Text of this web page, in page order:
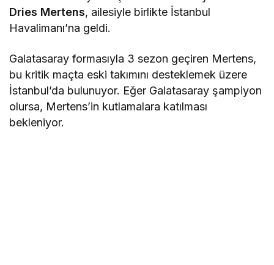
Dries Mertens, ailesiyle birlikte İstanbul
Havalimanı’na geldi.
Galatasaray formasıyla 3 sezon geçiren Mertens,
bu kritik maçta eski takımını desteklemek üzere
İstanbul’da bulunuyor. Eğer Galatasaray şampiyon
olursa, Mertens’in kutlamalara katılması
bekleniyor.